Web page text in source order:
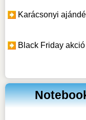
Karácsonyi
Black Friday